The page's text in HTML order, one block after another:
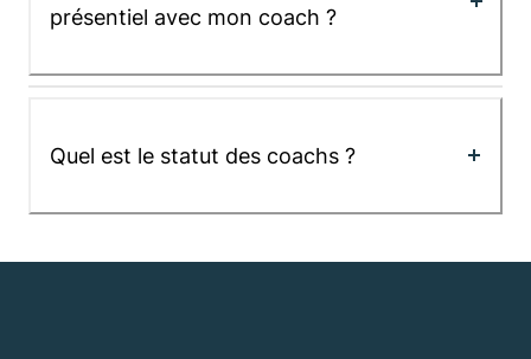
présentiel avec mon coach ?
Quel est le statut des coachs ?